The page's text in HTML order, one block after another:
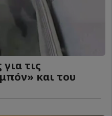
τις
και του